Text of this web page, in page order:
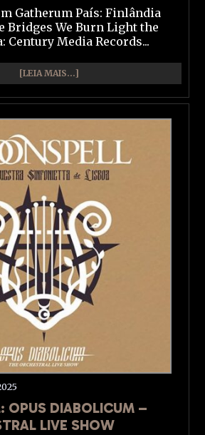
Gatherum País: Finlândia
Bridges We Burn Light the
Century Media Records...
[LEIA MAIS...]
OPUS DIABOLICUM –
LIVE SHOW